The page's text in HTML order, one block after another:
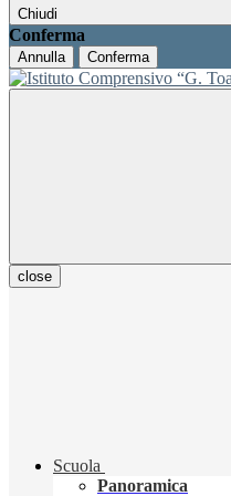
Chiudi
Conferma
Annulla Conferma
close
Scuola
Panoramica